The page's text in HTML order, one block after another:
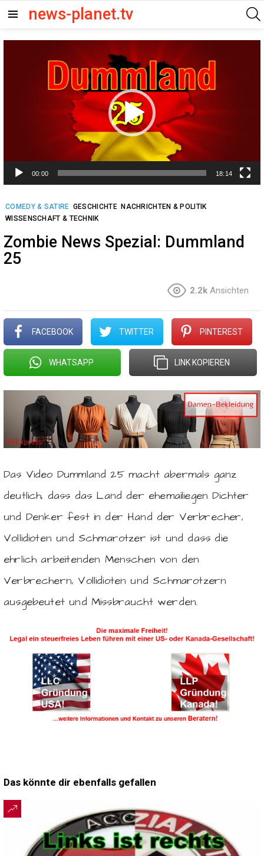
news-planet.tv
Video-
00:00 18:14
COMEDY & SATIRE GESCHICHTE NACHRICHTEN & POLITIK
WISSENSCHAFT & TECHNIK
Zombie News Spezial: Dummland
25
2.2k Ansichten
FACEBOOK TWITTER PINTEREST
WHATSAPP LINK KOPIEREN
Das Video Dummland 25 macht abermals ganz
deutlich, dass das Land der ehemailiegen Dichter
und Denker fest in der Hand der Verbrecher,
Vollidioten und Schmarotzer ist und dass die
ehrlich arbeitenden Menschen von den
Verbrechern, Vollidioten und Schmarotzern
ausgebeutet und Missbraucht werden.
Das könnte dir ebenfalls gefallen